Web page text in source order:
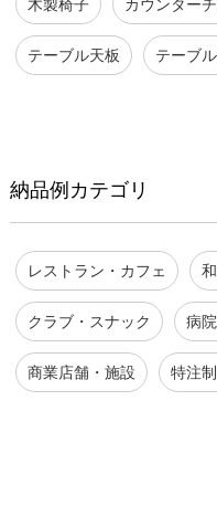
木製椅子 カウンター
テーブル天板 テーブ
納品例カテゴリ
レストラン・カフェ
クラブ・スナック 病
商業店舗・施設 特注